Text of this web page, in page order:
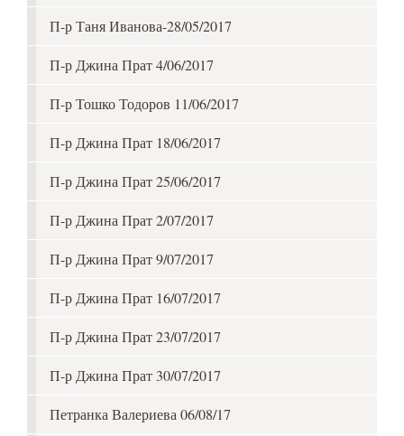
П-р Таня Иванова-28/05/2017
П-р Джина Прат 4/06/2017
П-р Тошко Тодоров 11/06/2017
П-р Джина Прат 18/06/2017
П-р Джина Прат 25/06/2017
П-р Джина Прат 2/07/2017
П-р Джина Прат 9/07/2017
П-р Джина Прат 16/07/2017
П-р Джина Прат 23/07/2017
П-р Джина Прат 30/07/2017
Петранка Валериева 06/08/17